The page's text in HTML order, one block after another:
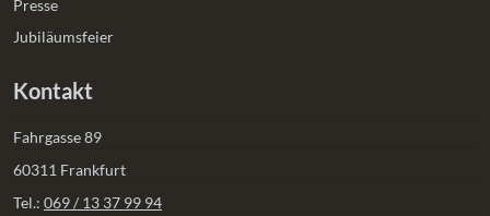
Presse
Jubiläumsfeier
Kontakt
Fahrgasse 89
60311 Frankfurt
Tel.: 069 / 13 37 99 94